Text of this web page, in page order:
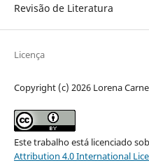
Revisão de Literatura
Licença
Copyright (c) 2026 Lorena
Este trabalho está licenciado
Attribution 4.0 International